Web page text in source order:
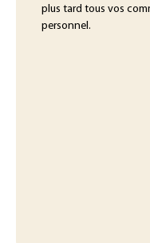
plus tard tous vos
personnel.